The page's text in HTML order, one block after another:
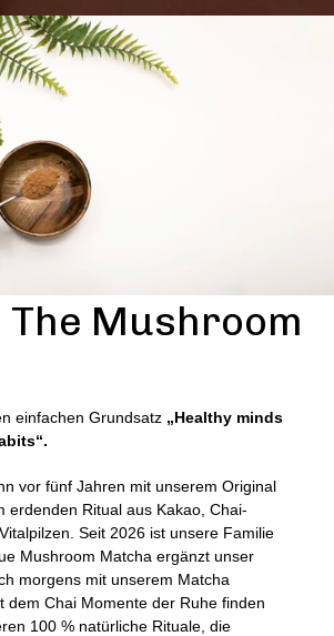
The Mushroom
einfachen Grundsatz „Healthy minds
vor fünf Jahren mit unserem Original
erdenden Ritual aus Kakao, Chai-
Seit 2026 ist unsere Familie
Mushroom Matcha ergänzt unser
morgens mit unserem Matcha
dem Chai Momente der Ruhe finden
100 % natürliche Rituale, die